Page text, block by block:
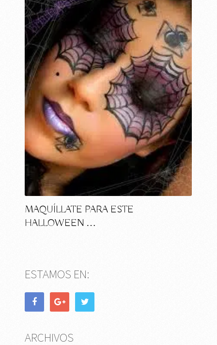
MAQUÍLLATE PARA ESTE
HALLOWEEN …
ESTAMOS EN:
ARCHIVOS